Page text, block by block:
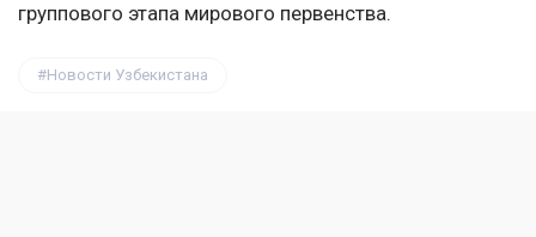
группового этапа мирового первенства.
Новости Узбекистана